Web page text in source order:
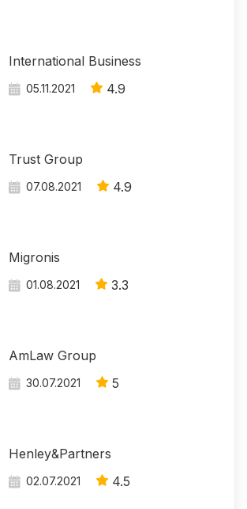
International Business
05.11.2021 4.9
Trust Group
07.08.2021 4.9
Migronis
01.08.2021 3.3
AmLaw Group
30.07.2021 5
Henley&Partners
02.07.2021 4.5